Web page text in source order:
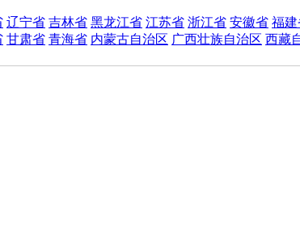
辽宁省 吉林省 黑龙江省 江苏省 浙江省 安徽省 福建
甘肃省 青海省 内蒙古自治区 广西壮族自治区 西藏